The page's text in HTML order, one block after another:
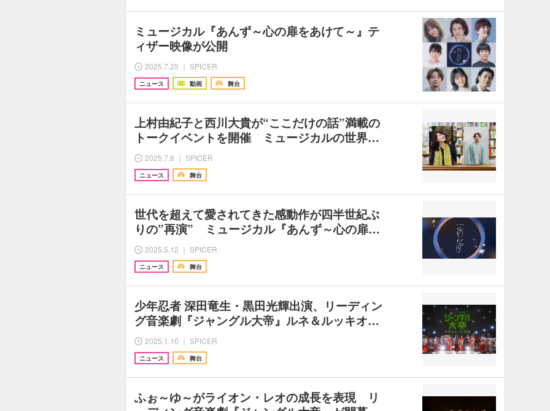
ミュージカル『あんず～心の扉をあけて～』テ
ィザー映像が公開
2025.7.25 ｜ SPICER
ニュース 動画 舞台
上村由紀子と西川大貴が“ここだけの話”満載の
トークイベントを開催 ミュージカルの世界…
2025.7.8 ｜ SPICER
ニュース 舞台
世代を超えて愛されてきた感動作が四半世紀ぶ
りの”再演” ミュージカル『あんず～心の扉…
2025.5.12 ｜ SPICER
ニュース 舞台
少年忍者 深田竜生・黒田光輝出演、リーディン
グ音楽劇『ジャングル大帝』ルネ＆ルッキオ…
2025.1.10 ｜ SPICER
ニュース 舞台
ふぉ～ゆ～がライオン・レオの成長を表現 リ